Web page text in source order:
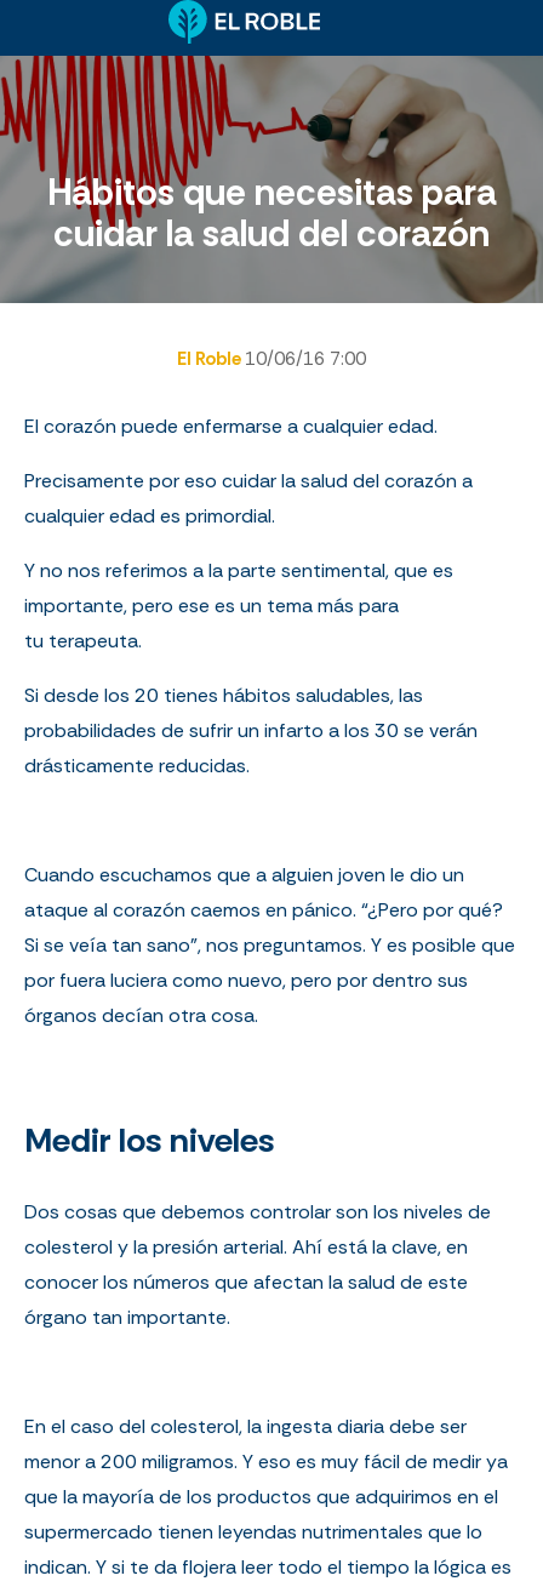
Hábitos que necesitas para
cuidar la salud del corazón
El Roble 10/06/16 7:00
El corazón puede enfermarse a cualquier edad.
Precisamente por eso cuidar la salud del corazón a
cualquier edad es primordial.
Y no nos referimos a la parte sentimental, que es
importante, pero ese es un tema más para
tu terapeuta.
Si desde los 20 tienes hábitos saludables, las
probabilidades de sufrir un infarto a los 30 se verán
drásticamente reducidas.
Cuando escuchamos que a alguien joven le dio un
ataque al corazón caemos en pánico. “¿Pero por qué?
Si se veía tan sano”, nos preguntamos. Y es posible que
por fuera luciera como nuevo, pero por dentro sus
órganos decían otra cosa.
Medir los niveles
Dos cosas que debemos controlar son los niveles de
colesterol y la presión arterial. Ahí está la clave, en
conocer los números que afectan la salud de este
órgano tan importante.
En el caso del colesterol, la ingesta diaria debe ser
menor a 200 miligramos. Y eso es muy fácil de medir ya
que la mayoría de los productos que adquirimos en el
supermercado tienen leyendas nutrimentales que lo
indican. Y si te da flojera leer todo el tiempo la lógica es